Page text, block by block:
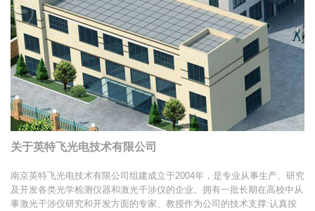
关于英特飞光电技术有限公司
南京英特飞光电技术有限公司组建成立于2004年，是专业从事生产、研究
及开发各类光学检测仪器和激光干涉仪的企业。拥有一批长期在高校中从
事激光干涉仪研究和开发方面的专家、教授作为公司的技术支撑:认真按